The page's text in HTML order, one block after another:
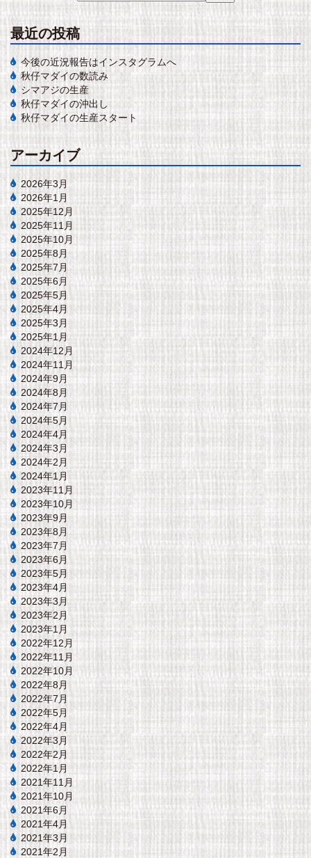
最近の投稿
今後の近況報告はインスタグラムへ
秋仔マダイの数読み
シマアジの生産
秋仔マダイの沖出し
秋仔マダイの生産スタート
アーカイブ
2026年3月
2026年1月
2025年12月
2025年11月
2025年10月
2025年8月
2025年7月
2025年6月
2025年5月
2025年4月
2025年3月
2025年1月
2024年12月
2024年11月
2024年9月
2024年8月
2024年7月
2024年5月
2024年4月
2024年3月
2024年2月
2024年1月
2023年11月
2023年10月
2023年9月
2023年8月
2023年7月
2023年6月
2023年5月
2023年4月
2023年3月
2023年2月
2023年1月
2022年12月
2022年11月
2022年10月
2022年8月
2022年7月
2022年5月
2022年4月
2022年3月
2022年2月
2022年1月
2021年11月
2021年10月
2021年6月
2021年4月
2021年3月
2021年2月